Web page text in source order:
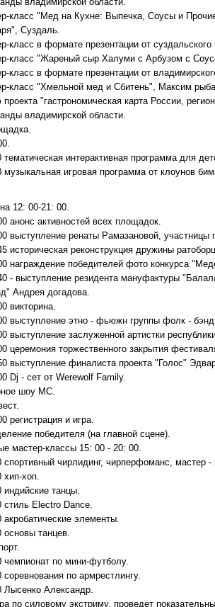
класс "Мед на Кухне: Выпечка, Соусы и
Суздаль.
класс в формате презентации от
класс "Жареный сыр Халуми с Арбузом с
класс в формате презентации от
класс "Хмельной мед и Сбитень", Максим
"гастрономическая карта России,
владимирской области.
тематическая интерактивная программа для
музыкальная игровая программа от клоунов
12: 00-21: 00.
анонс активностей всех площадок.
выступление ренаты Рамазановой, участницы
историческая реконструкция дружины
награждение победителей фото конкурса
- выступление резидента мануфактуры
Андрея догадова.
викторина.
выступление этно - фьюжн группы фолк - бэнд
выступление заслуженной артистки
церемония торжественного закрытия
выступление финалиста проекта "Голос"
Dj - сет от Werewolf Family.
шоу МС.
регистрация и игра.
победителя (на главной сцене).
мастер-классы 15: 00 - 20: 00.
спортивный чирлидинг, чирперфоманс, мастер
хип-хоп.
индийские танцы.
стиль Electro Dance.
акробатические элементы.
основы танцев.
чемпионат по мини-футболу.
соревнования по армрестлингу.
Лысенко Александр.
по силовому экстриму, проведет